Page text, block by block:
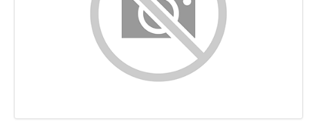
Ergonomie
Document